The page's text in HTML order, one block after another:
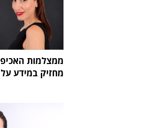
ממצלמות
מחזיק במידע